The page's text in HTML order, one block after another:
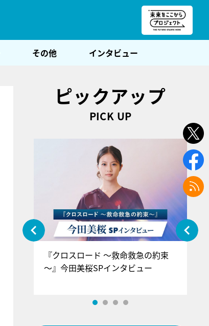
その他 インタビュー
ピックアップ
PICK UP
『クロスロード ～救命救急の約束
～』今田美桜SPインタビュー